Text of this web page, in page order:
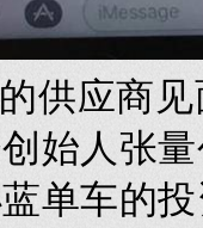
供应商
始人张
单车的